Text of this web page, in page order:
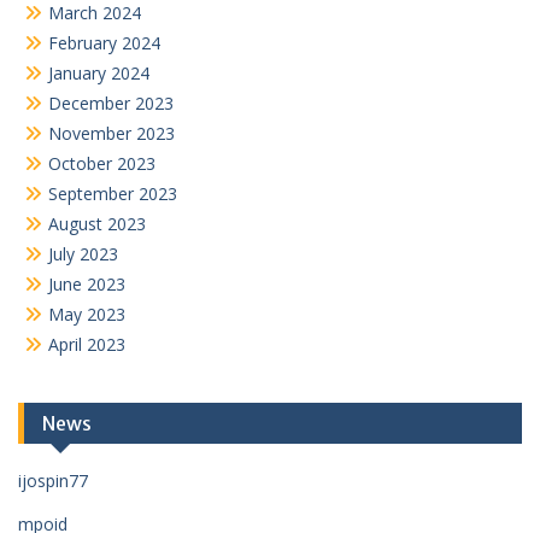
March 2024
February 2024
January 2024
December 2023
November 2023
October 2023
September 2023
August 2023
July 2023
June 2023
May 2023
April 2023
News
ijospin77
mpoid